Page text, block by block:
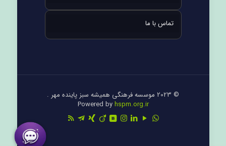
تماس با ما
© 2023 موسسه فرهنگی همیشه سبز پاینده مهر .
Powered byhspm.org.ir